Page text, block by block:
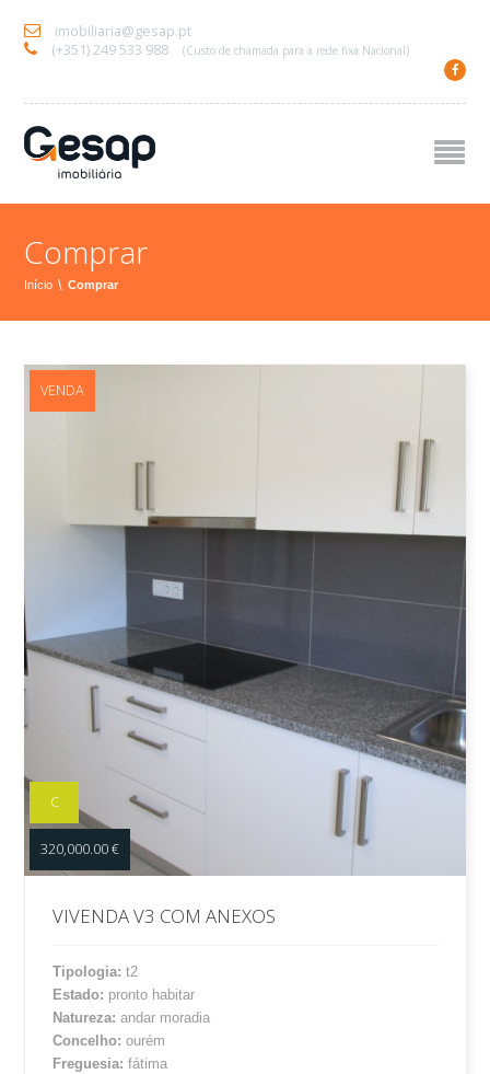
imobiliaria@gesap.pt
(+351) 249 533 988
(Custo de chamada para a rede fixa Nacional)
Comprar
Início \ Comprar
VENDA
320,000.00 €
C
VIVENDA V3 COM ANEXOS
Tipologia:t2
Estado: pronto habitar
Natureza:andar moradia
Concelho:ourém
Freguesia:fátima